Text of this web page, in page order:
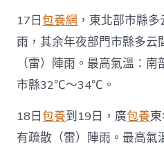
17日包養網 ，東北部市縣多
雨，其余年夜部門市縣多云
（雷）陣雨。最高氣溫：
市縣32℃～34℃。
18日包養到19日，廣包養
有疏散（雷）陣雨。最高